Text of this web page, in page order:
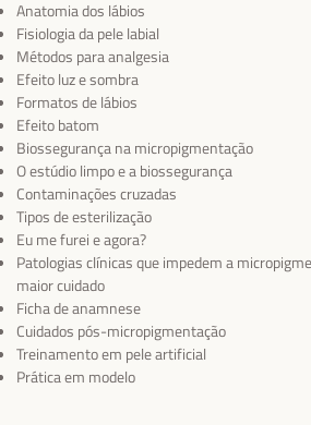
Anatomia dos lábios
Fisiologia da pele labial
Métodos para analgesia
Efeito luz e sombra
Formatos de lábios
Efeito batom
Biossegurança na micropigmentação
O estúdio limpo e a biossegurança
Contaminações cruzadas
Tipos de esterilização
Eu me furei e agora?
Patologias clínicas que impedem a
maior cuidado
Ficha de anamnese
Cuidados pós-micropigmentação
Treinamento em pele artificial
Prática em modelo